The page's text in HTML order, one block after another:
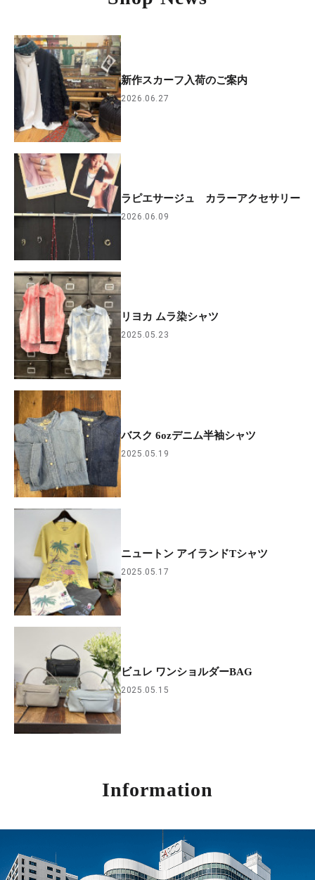
新作スカーフ入荷のご案内
2026.06.27
ラピエサージュ カラーアクセサリー
2026.06.09
リヨカ ムラ染シャツ
2025.05.23
バスク 6ozデニム半袖シャツ
2025.05.19
ニュートン アイランドTシャツ
2025.05.17
ビュレ ワンショルダーBAG
2025.05.15
Information